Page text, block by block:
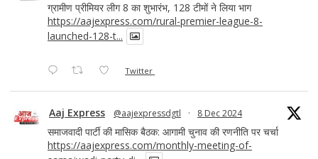
ग्रामीण प्रीमियर लीग 8 का शुभारंभ, 128 टीमों ने लिया भाग
https://aajexpress.com/rural-premier-league-8-
launched-128-t...
Twitter
Aaj Express @aajexpressdgtl · 8 Dec 2024
समाजवादी पार्टी की मासिक बैठक: आगामी चुनाव की रणनीति पर चर्चा
https://aajexpress.com/monthly-meeting-of-